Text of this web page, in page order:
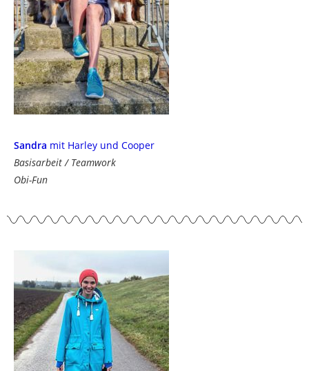
Sandra mit Harley und Cooper
Basisarbeit / Teamwork
Obi-Fun